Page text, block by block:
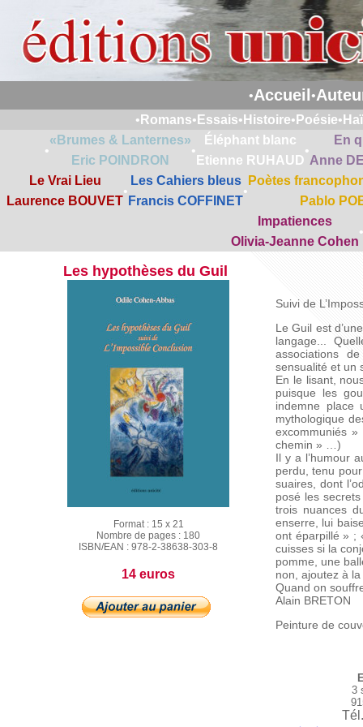
•Accueil •
• Romans• Essais• Histoire• Poésie•
•
«Brumes & Lanternes»
Eric POINDRON
•
Éléphant blanc
Etienne RUHAUD
•
En
Anne
Le Vrai Lieu
Laurence BOUVET
•
Les Cahiers bleus
Francis COFFINET
•
Poètes
Pablo
Impatiences
Olivia-Jeanne Cohen
•
Les hypothèses du Guil
Format : 15 x 21
Nombre de pages : 180
ISBN/EAN : 978-2-38638-303-8
14 euros
Suivi de
Le Guil est
langage...
associations
sensualité et un
En le lisant,
puisque les
indemne
mythologique
excommuniés
chemin » …)
Il y a l’humour
perdu, tenu
suaires, dont
posé les
trois nuances
enserre, lui
ont éparpillé » ;
cuisses si la
pomme, une
non, ajoutez à
Quand on
Alain BRETON
Peinture de
3